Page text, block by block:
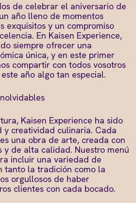
de celebrar el aniversario de
año lleno de momentos
exquisitos y un compromiso
En Kaisen Experience,
siempre ofrecer una
única, y en este primer
compartir con todos vosotros
año algo tan especial.
Kaisen Experience ha sido
y creatividad culinaria. Cada
una obra de arte, creada con
y de alta calidad. Nuestro menú
incluir una variedad de
tanto la tradición como la
orgullosos de haber
clientes con cada bocado.